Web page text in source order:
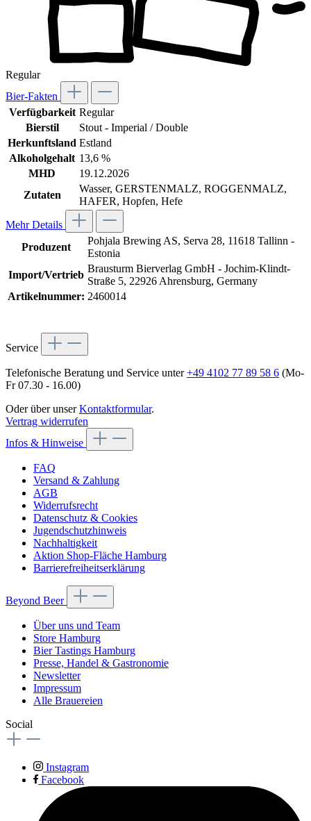
Regular
Bier-Fakten
Verfügbarkeit Regular
Bierstil
Stout - Imperial / Double
Herkunftsland Estland
Alkoholgehalt 13,6 %
MHD
19.12.2026
Zutaten
Wasser, GERSTENMALZ, ROGGENMALZ,
HAFER, Hopfen, Hefe
Mehr Details
Produzent
Pohjala Brewing AS, Serva 28, 11618 Tallinn -
Estonia
Import/Vertrieb
Brausturm Bierverlag GmbH - Jochim-Klindt-
Straße 5, 22926 Ahrensburg, Germany
Artikelnummer: 2460014
Service
Telefonische Beratung und Service unter+49 4102 77 89 58 6 (Mo-
Fr 07.30 - 16.00)
Oder über unserKontaktformular.
Vertrag widerrufen
Infos & Hinweise
FAQ
Versand & Zahlung
AGB
Widerrufsrecht
Datenschutz & Cookies
Jugendschutzhinweis
Nachhaltigkeit
Aktion Shop-Fläche Hamburg
Barrierefreiheitserklärung
Beyond Beer
Über uns und Team
Store Hamburg
Bier Tastings Hamburg
Presse, Handel & Gastronomie
Newsletter
Impressum
Alle Brauereien
Social
Instagram
Facebook